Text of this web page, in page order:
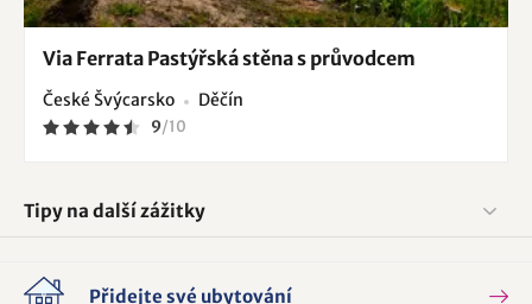
Via Ferrata Pastýřská stěna s průvodcem
České Švýcarsko Děčín
9/10
Tipy na další zážitky
Přidejte své ubytování